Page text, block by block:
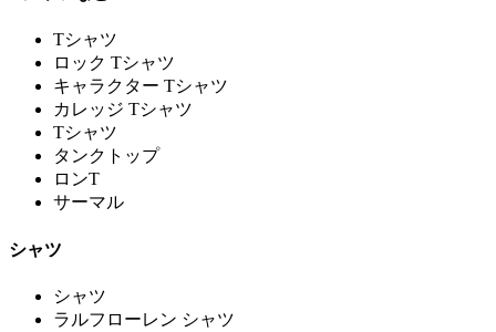
Tシャツ
ロック Tシャツ
キャラクター Tシャツ
カレッジ Tシャツ
Tシャツ
タンクトップ
ロンT
サーマル
シャツ
シャツ
ラルフローレン シャツ